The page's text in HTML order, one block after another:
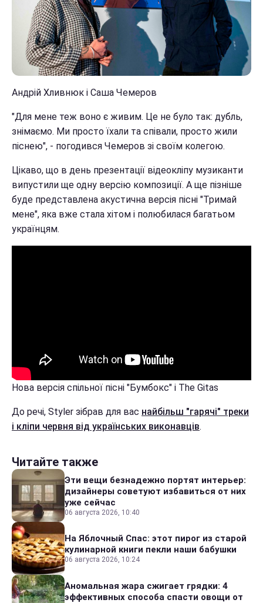
Андрій Хливнюк і Саша Чемеров
"Для мене теж воно є живим. Це не було так: дубль,
знімаємо. Ми просто їхали та співали, просто жили
піснею", - погодився Чемеров зі своїм колегою.
Цікаво, що в день презентації відеокліпу музиканти
випустили ще одну версію композиції. А ще пізніше
буде представлена акустична версія пісні "Тримай
мене", яка вже стала хітом і полюбилася багатьом
українцям.
Нова версія спільної пісні "Бумбокс" і The Gitas
До речі, Styler зібрав для вас найбільш "гарячі" треки
і кліпи червня від українських виконавців.
Читайте также
Эти вещи безнадежно портят интерьер:
дизайнеры советуют избавиться от них
уже сейчас
06 августа 2026, 10:40
На Яблочный Спас: этот пирог из старой
кулинарной книги пекли наши бабушки
06 августа 2026, 10:24
Аномальная жара сжигает грядки: 4
эффективных способа спасти овощи от